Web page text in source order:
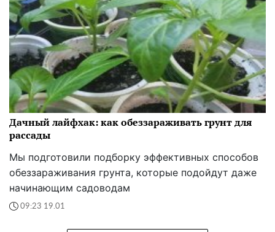
Дачный лайфхак: как обеззараживать грунт для
рассады
Мы подготовили подборку эффективных способов
обеззараживания грунта, которые подойдут даже
начинающим садоводам
09:23 19.01